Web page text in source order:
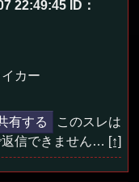
22:49:45
ID：
カー
有する
このスレは
信できません… [↑]